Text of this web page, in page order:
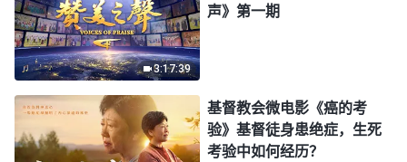
3:17:39
声》第一期
基督教会微电影《癌的考
验》基督徒身患绝症，生死
考验中如何经历？